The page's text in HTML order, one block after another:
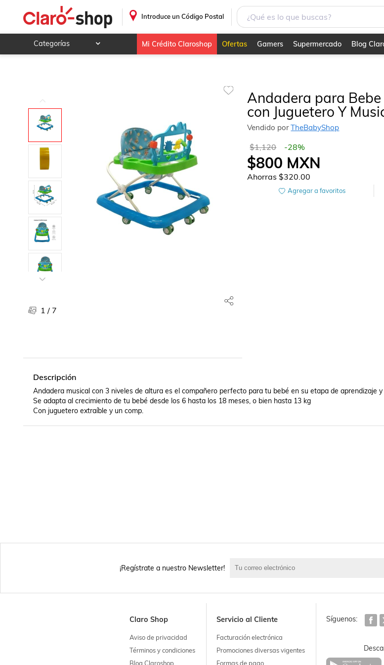
Introduce un Código Postal
Categorías
Deportes y ocio
Animales y mascotas
Ferretería y autos
Ropa, calzado y accesorios
Mamá y bebé
Salud, belleza y cuidado personal
Joyería y relojes
Juegos y juguetes
Libros, revistas y comics
Películas, series de tv y música
Otras categorías
Bebidas
Súpermercado
Mi Crédito Claroshop Ofertas Gamers Supermercado Blog
1 / 7
Andadera para Bebe
con Juguetero Y
Vendido porTheBabyShop
$1,120 -28%
$800 MXN
Ahorras$320.00
Agregar a favoritos
Descripción
Andadera musical con 3 niveles de altura es el compañero perfecto para tu bebé en su etapa de aprendizaje y
Se adapta al crecimiento de tu bebé desde los 6 hasta los 18 meses, o bien hasta 13 kg
Con juguetero extraíble y un comp.
¡Regístrate a nuestro Newsletter!
Claro Shop
Aviso de privacidad
Términos y condiciones
Blog Claroshop
Servicio al Cliente
Facturación electrónica
Promociones diversas vigentes
Formas de pago
Síguenos:
Andadera para Bebe Economica con Juguetero Y Musical - Verde